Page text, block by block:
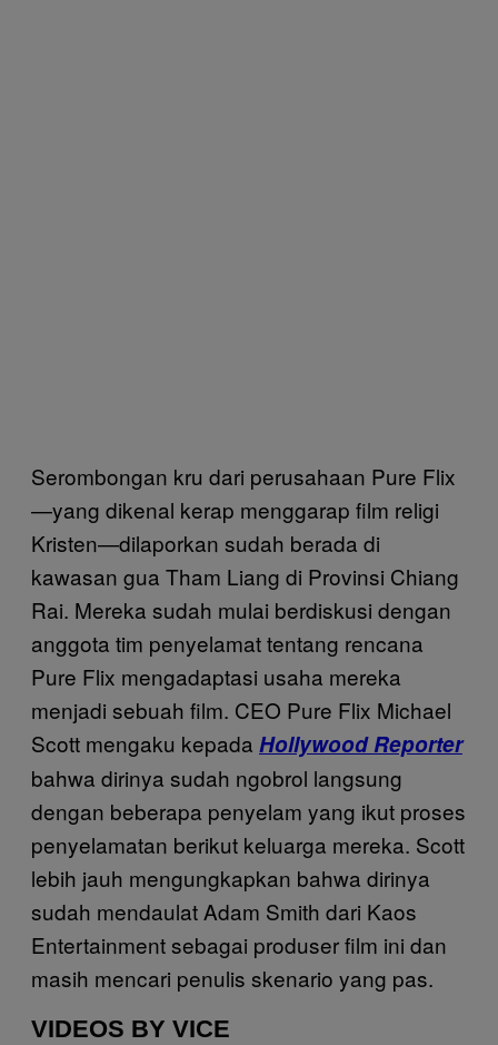
Serombongan kru dari perusahaan Pure Flix
—yang dikenal kerap menggarap film religi
Kristen—dilaporkan sudah berada di
kawasan gua Tham Liang di Provinsi Chiang
Rai. Mereka sudah mulai berdiskusi dengan
anggota tim penyelamat tentang rencana
Pure Flix mengadaptasi usaha mereka
menjadi sebuah film. CEO Pure Flix Michael
Scott mengaku kepada Hollywood Reporter
bahwa dirinya sudah ngobrol langsung
dengan beberapa penyelam yang ikut proses
penyelamatan berikut keluarga mereka. Scott
lebih jauh mengungkapkan bahwa dirinya
sudah mendaulat Adam Smith dari Kaos
Entertainment sebagai produser film ini dan
masih mencari penulis skenario yang pas.
VIDEOS BY VICE